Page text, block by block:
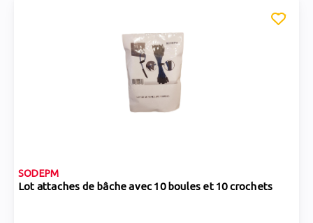
SODEPM
Lot attaches de bâche avec 10 boules et 10 crochets